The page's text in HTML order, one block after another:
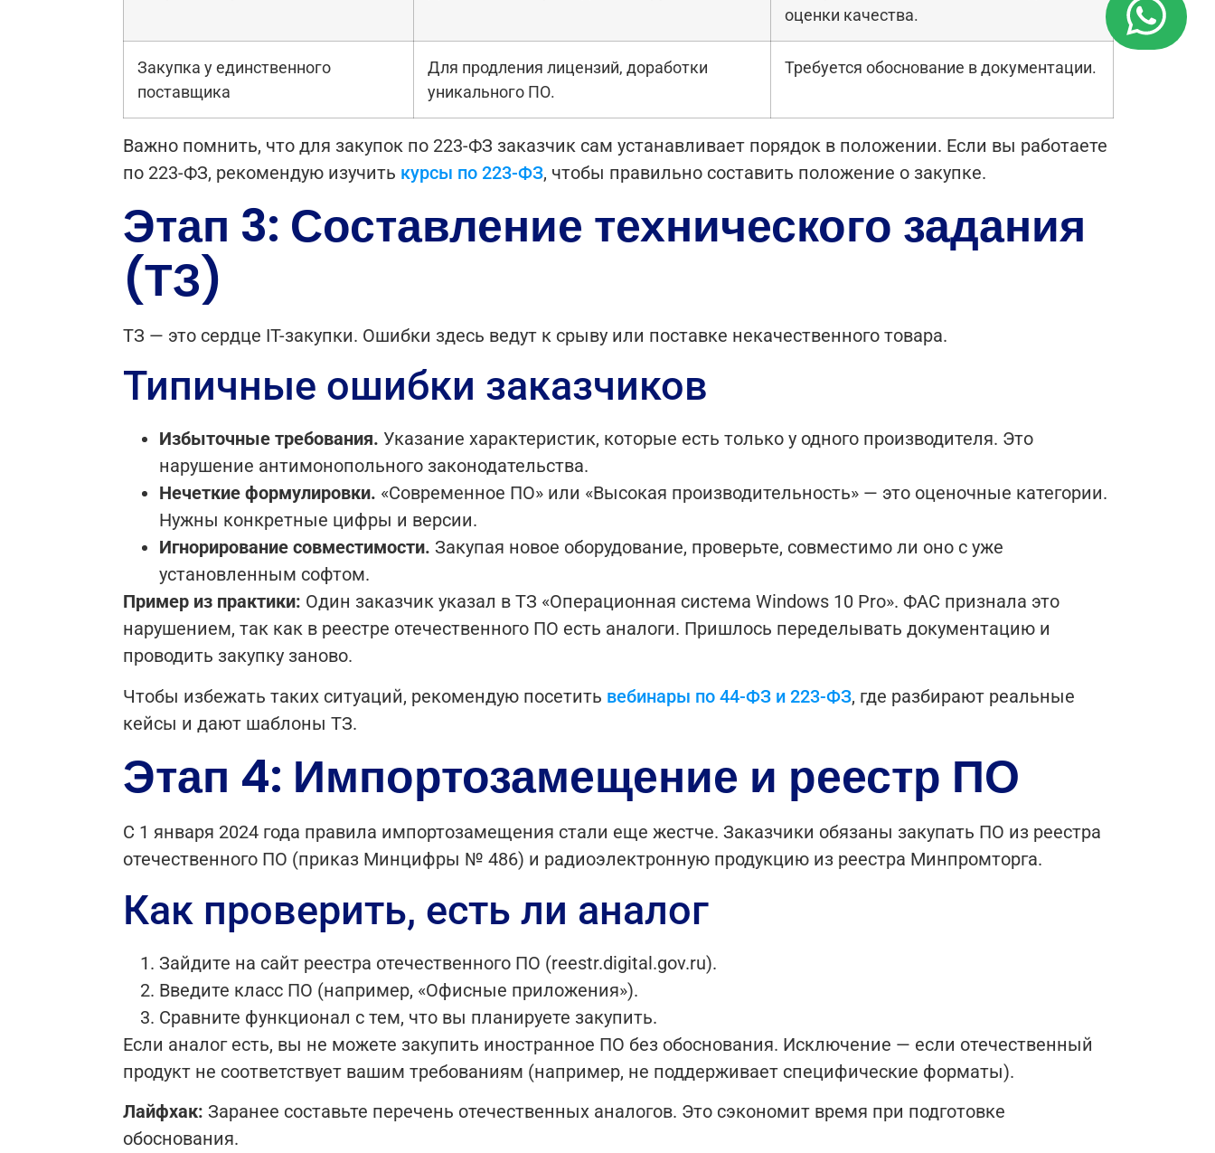
оценки качества.
Закупка у единственного
поставщика
Для продления лицензий, доработки
уникального ПО.
Требуется обоснование в документации.
Важно помнить, что для закупок по 223-ФЗ заказчик сам устанавливает порядок в положении. Если вы работаете
по 223-ФЗ, рекомендую изучить курсы по 223-ФЗ, чтобы правильно составить положение о закупке.
Этап 3: Составление технического задания
(ТЗ)
ТЗ — это сердце IT-закупки. Ошибки здесь ведут к срыву или поставке некачественного товара.
Типичные ошибки заказчиков
Избыточные требования. Указание характеристик, которые есть только у одного производителя. Это
нарушение антимонопольного законодательства.
Нечеткие формулировки. «Современное ПО» или «Высокая производительность» — это оценочные категории.
Нужны конкретные цифры и версии.
Игнорирование совместимости. Закупая новое оборудование, проверьте, совместимо ли оно с уже
установленным софтом.
Пример из практики: Один заказчик указал в ТЗ «Операционная система Windows 10 Pro». ФАС признала это
нарушением, так как в реестре отечественного ПО есть аналоги. Пришлось переделывать документацию и
проводить закупку заново.
Чтобы избежать таких ситуаций, рекомендую посетить вебинары по 44-ФЗ и 223-ФЗ, где разбирают реальные
кейсы и дают шаблоны ТЗ.
Этап 4: Импортозамещение и реестр ПО
С 1 января 2024 года правила импортозамещения стали еще жестче. Заказчики обязаны закупать ПО из реестра
отечественного ПО (приказ Минцифры № 486) и радиоэлектронную продукцию из реестра Минпромторга.
Как проверить, есть ли аналог
Зайдите на сайт реестра отечественного ПО (reestr.digital.gov.ru).
Введите класс ПО (например, «Офисные приложения»).
Сравните функционал с тем, что вы планируете закупить.
Если аналог есть, вы не можете закупить иностранное ПО без обоснования. Исключение — если отечественный
продукт не соответствует вашим требованиям (например, не поддерживает специфические форматы).
Лайфхак: Заранее составьте перечень отечественных аналогов. Это сэкономит время при подготовке
обоснования.